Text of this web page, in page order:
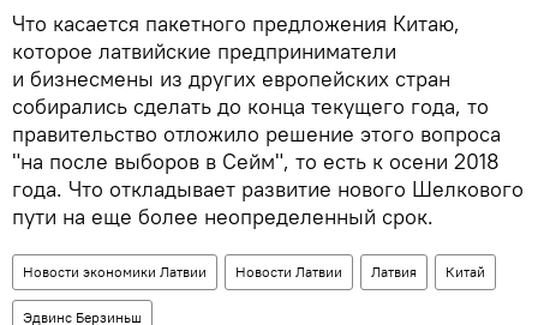
Что касается пакетного предложения Китаю,
которое латвийские предприниматели
и бизнесмены из других европейских стран
собирались сделать до конца текущего года, то
правительство отложило решение этого вопроса
"на после выборов в Сейм", то есть к осени 2018
года. Что откладывает развитие нового Шелкового
пути на еще более неопределенный срок.
Новости экономики Латвии Новости Латвии Латвия Китай
Эдвинс Берзиньш